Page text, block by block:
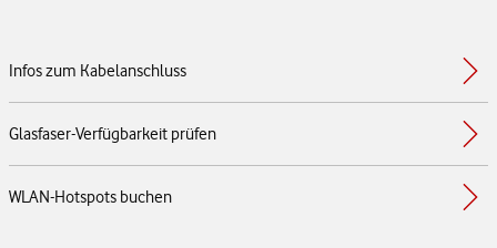
Infos zum Kabelanschluss
Glasfaser-Verfügbarkeit prüfen
WLAN-Hotspots buchen